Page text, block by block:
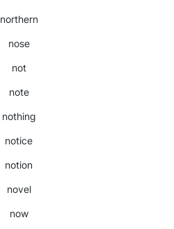
northern
nose
not
note
nothing
notice
notion
novel
now